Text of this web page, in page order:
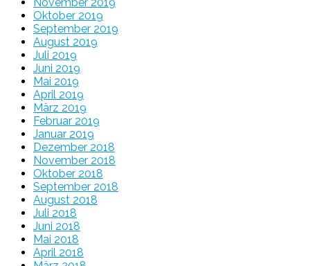
Oktober 2019
September 2019
August 2019
Juli 2019
Juni 2019
Mai 2019
April 2019
März 2019
Februar 2019
Januar 2019
Dezember 2018
November 2018
Oktober 2018
September 2018
August 2018
Juli 2018
Juni 2018
Mai 2018
April 2018